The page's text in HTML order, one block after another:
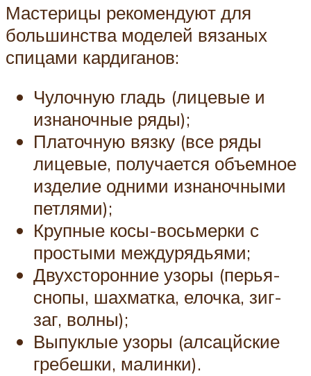
Мастерицы рекомендуют для
большинства моделей вязаных
спицами кардиганов:
Чулочную гладь (лицевые и
изнаночные ряды);
Платочную вязку (все ряды
лицевые, получается объемное
изделие одними изнаночными
петлями);
Крупные косы-восьмерки с
простыми междурядьями;
Двухсторонние узоры (перья-
снопы, шахматка, елочка, зиг-
заг, волны);
Выпуклые узоры (алсацйские
гребешки, малинки).